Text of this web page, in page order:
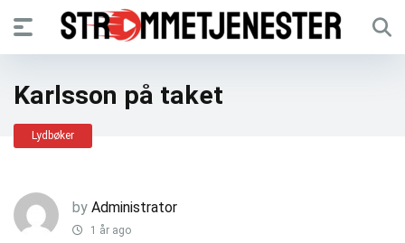
Karlsson på taket
Lydbøker
by Administrator
1 år ago